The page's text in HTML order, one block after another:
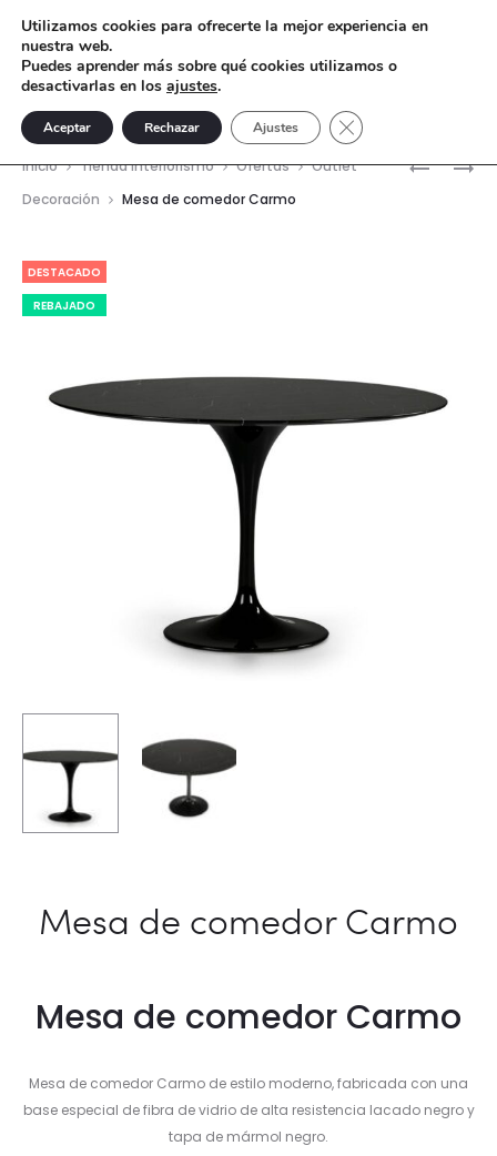
MESA
MÉNSULA
Inicio Tienda interiorismo Ofertas
Outlet
Decoración
Mesa de comedor Carmo
DESTACADO
REBAJADO
Mesa de comedor Carmo
Mesa de comedor Carmo
Mesa de comedor Carmo de estilo moderno, fabricada con una
base especial de fibra de vidrio de alta resistencia lacado negro y
tapa de mármol negro.
Utilizamos cookies para ofrecerte la mejor experiencia en
nuestra web.
Puedes aprender más sobre qué cookies utilizamos o
desactivarlas en los ajustes.
Aceptar Rechazar Ajustes Cerrar el banner de